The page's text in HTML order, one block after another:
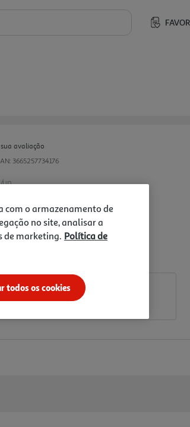
avaliação
3665257734176
un
€
com o armazenamento de
no site, analisar a
de marketing. Política de
todos os cookies